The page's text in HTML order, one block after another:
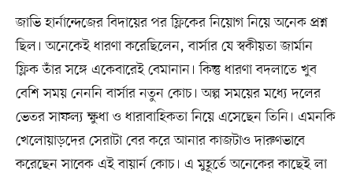
জাভি হার্নান্দেজের বিদায়ের পর ফ্লিকের নিয়োগ নিয়ে অনেক প্রশ্ন
ছিল। অনেকেই ধারণা করেছিলেন, বার্সার যে স্বকীয়তা জার্মান
ফ্লিক তাঁর সঙ্গে একেবারেই বেমানান। কিন্তু ধারণা বদলাতে খুব
বেশি সময় নেননি বার্সার নতুন কোচ। অল্প সময়ের মধ্যে দলের
ভেতর সাফল্য ক্ষুধা ও ধারাবাহিকতা নিয়ে এসেছেন তিনি। এমনকি
খেলোয়াড়দের সেরাটা বের করে আনার কাজটাও দারুণভাবে
করেছেন সাবেক এই বায়ার্ন কোচ। এ মুহূর্তে অনেকের কাছেই লা